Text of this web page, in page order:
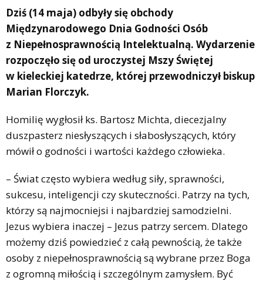
Dziś (14 maja) odbyły się obchody
Międzynarodowego Dnia Godności Osób
z Niepełnosprawnością Intelektualną. Wydarzenie
rozpoczęło się od uroczystej Mszy Świętej
w kieleckiej katedrze, której przewodniczył biskup
Marian Florczyk.
Homilię wygłosił ks. Bartosz Michta, diecezjalny
duszpasterz niesłyszących i słabosłyszących, który
mówił o godności i wartości każdego człowieka.
– Świat często wybiera według siły, sprawności,
sukcesu, inteligencji czy skuteczności. Patrzy na tych,
którzy są najmocniejsi i najbardziej samodzielni.
Jezus wybiera inaczej – Jezus patrzy sercem. Dlatego
możemy dziś powiedzieć z całą pewnością, że także
osoby z niepełnosprawnością są wybrane przez Boga
z ogromną miłością i szczególnym zamysłem. Być